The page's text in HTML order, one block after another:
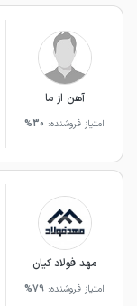
آهن از ما
امتیاز فروشنده: 30%
مهد فولاد کیان
امتیاز فروشنده: 79%